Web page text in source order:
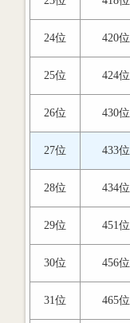
24位 420位
25位 424位
26位 430位
27位 433位
28位 434位
29位 451位
30位 456位
31位 465位